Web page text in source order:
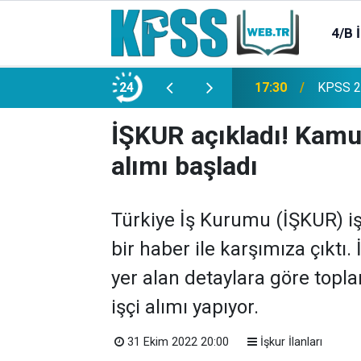
4/B
24
Memur Alımı Başlıyor! 21:20 TL
İŞKUR açıkladı!
alımı başladı
Türkiye İş Kurumu (İŞKUR)
bir haber ile karşımıza
yer alan detaylara göre
işçi alımı yapıyor.
31 Ekim 2022 20:00 İşkur İlanları